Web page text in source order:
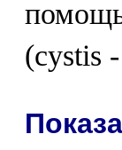
(cystis